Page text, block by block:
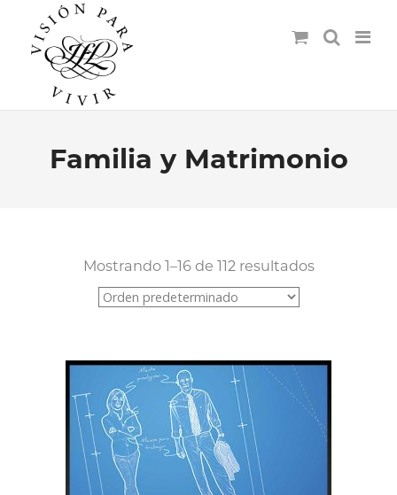
Familia y Matrimonio
Mostrando 1–16 de 112 resultados